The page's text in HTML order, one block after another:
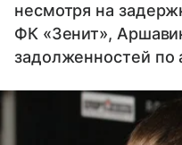
несмотря на
ФК «Зенит»,
задолженностей по